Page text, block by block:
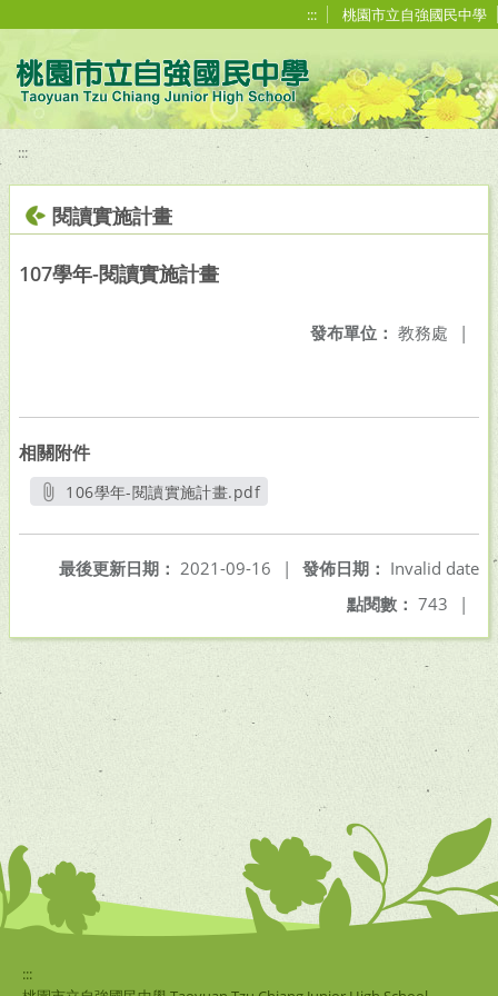
::: 桃園市立自強國民中學
:::
閱讀實施計畫
107學年-閱讀實施計畫
發布單位： 教務處 |
相關附件
106學年-閱讀實施計畫.pdf
發佈日期： Invalid date
最後更新日期： 2021-09-16
|
點閱數： 743 |
:::